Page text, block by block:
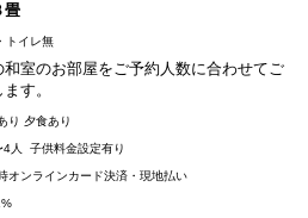
畳
トイレ無
和室のお部屋をご予約人数に合わせてご
す。
り 夕食あり
4人 子供料金設定有り
オンラインカード決済・現地払い